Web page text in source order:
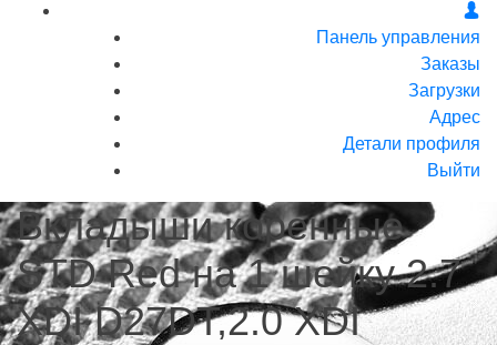
Панель управления
Заказы
Загрузки
Адрес
Детали профиля
Выйти
Вкладыши коренные
STD Red на 1 шейку 2.7
XDI D27DT,2.0 XDI